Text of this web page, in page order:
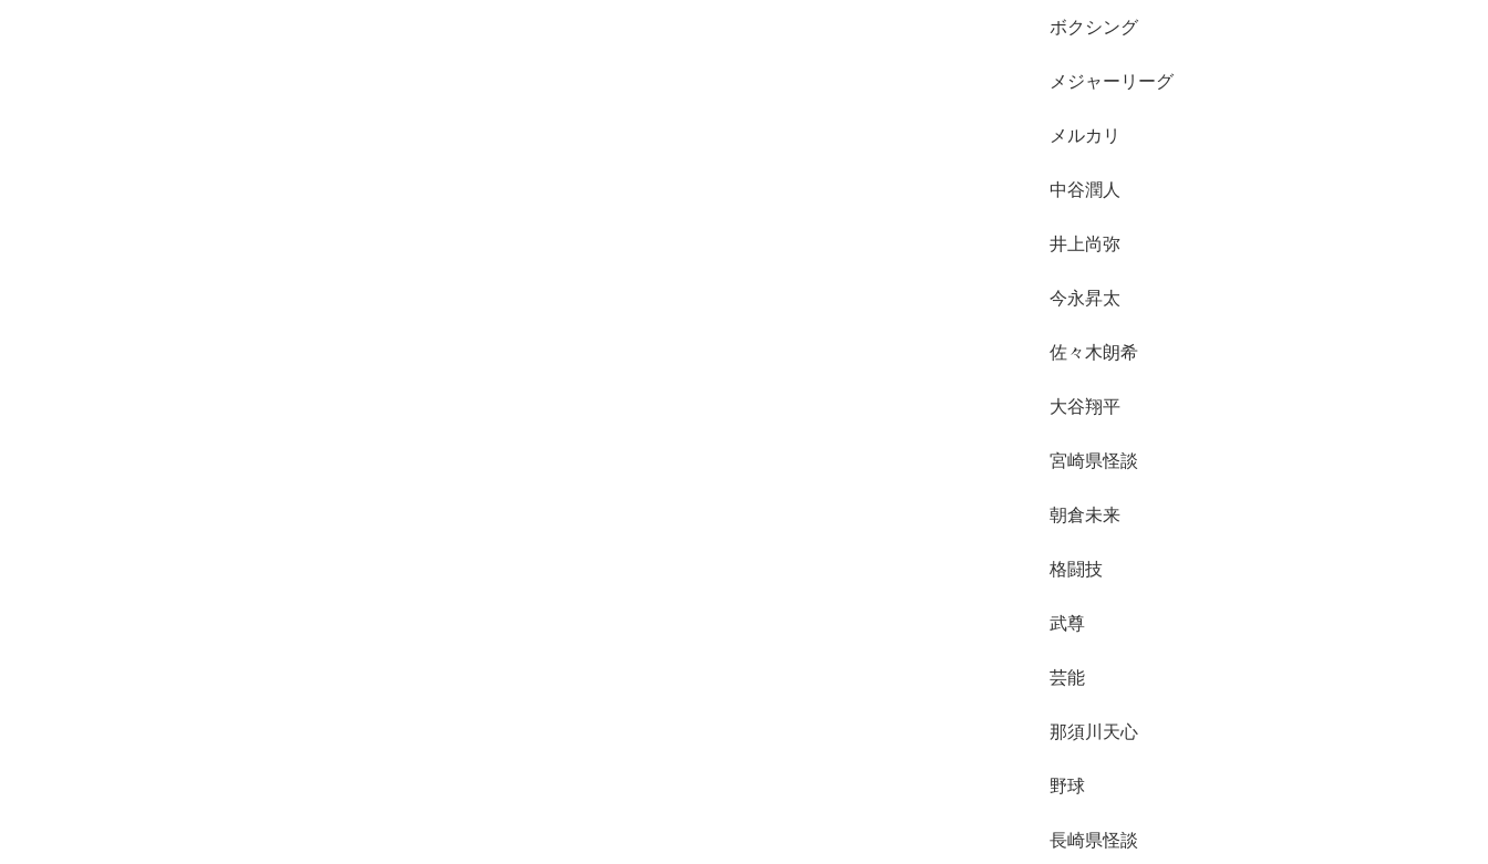
ボクシング
メジャーリーグ
メルカリ
中谷潤人
井上尚弥
今永昇太
佐々木朗希
大谷翔平
宮崎県怪談
朝倉未来
格闘技
武尊
芸能
那須川天心
野球
長崎県怪談